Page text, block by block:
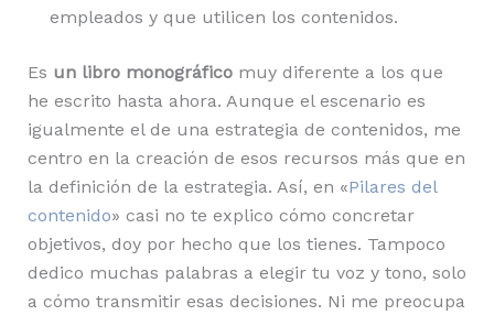
empleados y que utilicen los contenidos.
Es un libro monográficomuy diferente a los que
he escrito hasta ahora. Aunque el escenario es
igualmente el de una estrategia de contenidos, me
centro en la creación de esos recursos más que en
la definición de la estrategia. Así, en «Pilares del
contenido» casi no te explico cómo concretar
objetivos, doy por hecho que los tienes. Tampoco
dedico muchas palabras a elegir tu voz y tono, solo
a cómo transmitir esas decisiones. Ni me preocupa